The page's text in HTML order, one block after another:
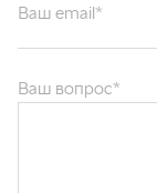
Ваш вопрос*
персональных данных